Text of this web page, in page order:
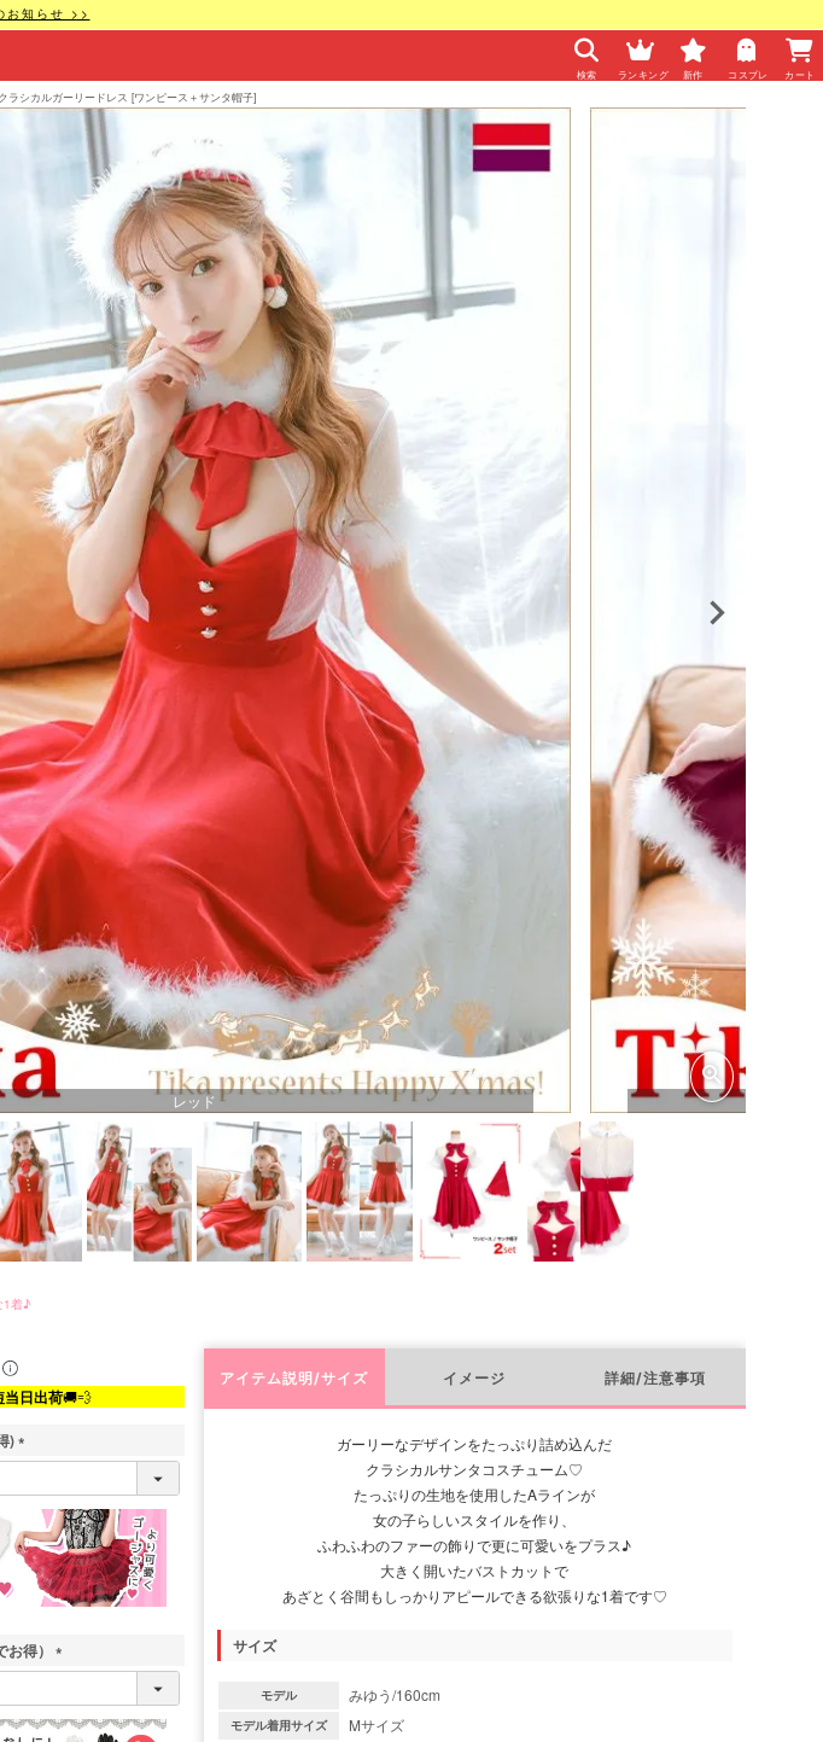
お知らせ >>
検索 ランキング 新作 コスプレ カート
シカルガーリードレス [ワンピース＋サンタ帽子]
レッド
1着♪
当日出荷🚚💨
)
(
必
)
得）
(
必
須
アイテム説明/サイズ イメージ 詳細/注意事項
ガーリーなデザインをたっぷり詰め込んだ
クラシカルサンタコスチューム♡
たっぷりの生地を使用したAラインが
女の子らしいスタイルを作り、
ふわふわのファーの飾りで更に可愛いをプラス♪
大きく開いたバストカットで
あざとく谷間もしっかりアピールできる欲張りな1着です♡
サイズ
モデル みゆう/160cm
モデル着用サイズ Mサイズ